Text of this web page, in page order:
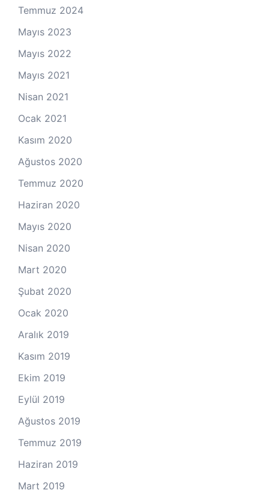
Temmuz 2024
Mayıs 2023
Mayıs 2022
Mayıs 2021
Nisan 2021
Ocak 2021
Kasım 2020
Ağustos 2020
Temmuz 2020
Haziran 2020
Mayıs 2020
Nisan 2020
Mart 2020
Şubat 2020
Ocak 2020
Aralık 2019
Kasım 2019
Ekim 2019
Eylül 2019
Ağustos 2019
Temmuz 2019
Haziran 2019
Mart 2019